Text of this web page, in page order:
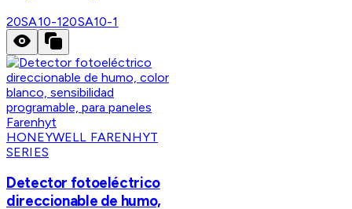
20SA10-120SA10-1
HONEYWELL FARENHYT
SERIES
Detector fotoeléctrico
direccionable de humo,